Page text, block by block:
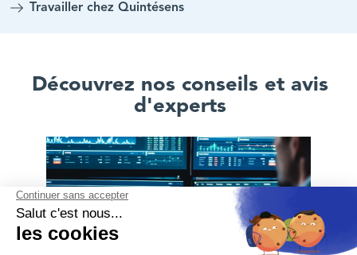
Travailler chez Quintésens
Découvrez nos conseils et avis
d'experts